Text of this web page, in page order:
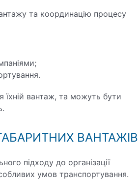
та координацію процесу
їхній вантаж, та можуть бути
ВАНТАЖІВ
підходу до організації
умов транспортування.